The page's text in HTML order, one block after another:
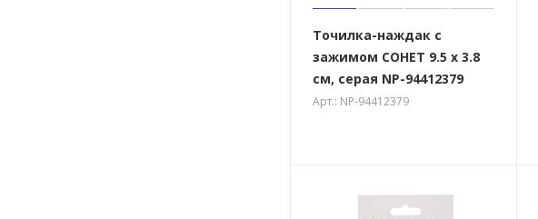
Точилка-наждак с
зажимом СОНЕТ 9.5 x 3.8
см, серая NP-94412379
Арт.: NP-94412379